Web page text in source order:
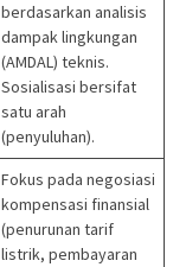
berdasarkan analisis
dampak lingkungan
(AMDAL) teknis.
Sosialisasi bersifat
satu arah
(penyuluhan).
Fokus pada negosiasi
kompensasi finansial
(penurunan tarif
listrik, pembayaran